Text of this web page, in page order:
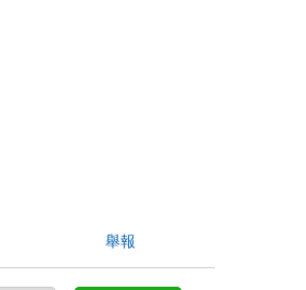
舉報